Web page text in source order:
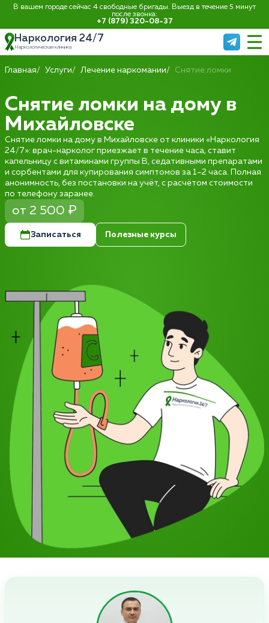
В вашем городе сейчас 4 свободные бригады. Выезд в течение 5 минут
после звонка:
+7 (879) 320-08-37
Наркология 24/7
Наркологическая клиника
Главная Услуги Лечение наркомании Снятие ломки
Снятие ломки на дому в
Михайловске
Снятие ломки на дому в Михайловске от клиники «Наркология
24/7»: врач-нарколог приезжает в течение часа, ставит
капельницу с витаминами группы B, седативными препаратами
и сорбентами для купирования симптомов за 1–2 часа. Полная
анонимность, без постановки на учёт, с расчётом стоимости
по телефону заранее.
от 2 500 ₽
Записаться Полезные курсы